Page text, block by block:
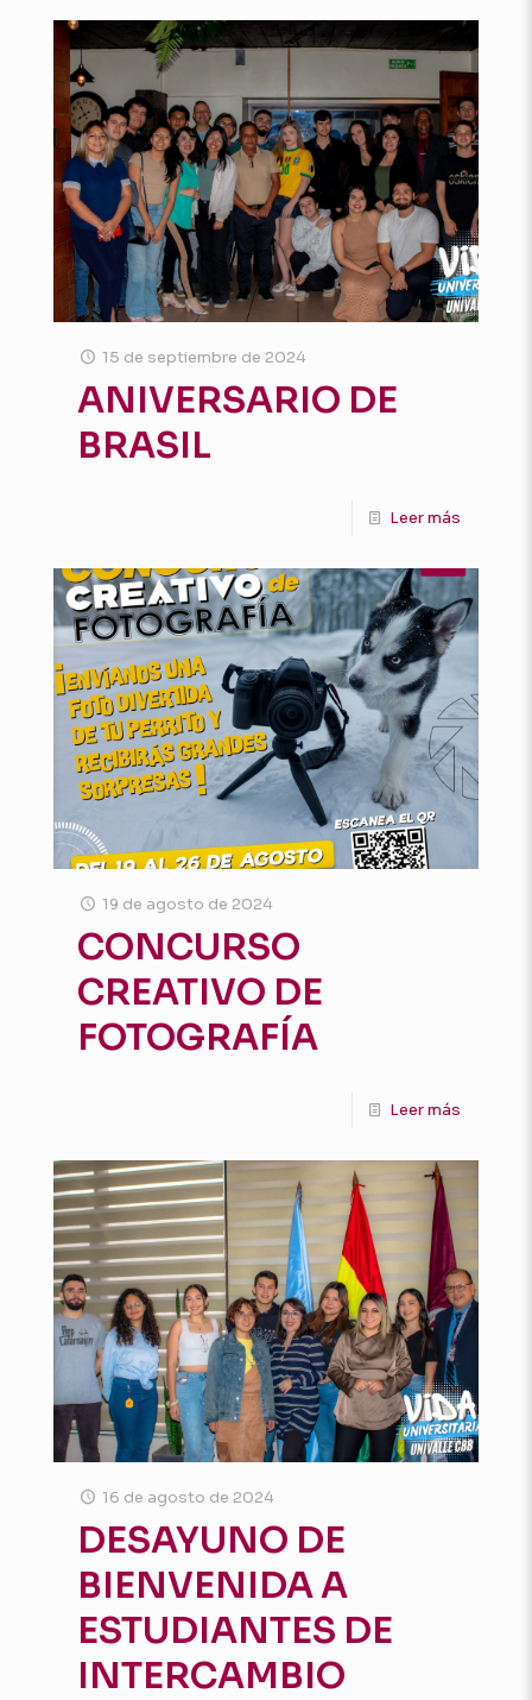
15 de septiembre de 2024
ANIVERSARIO DE
BRASIL
Leer más
19 de agosto de 2024
CONCURSO
CREATIVO DE
FOTOGRAFÍA
Leer más
16 de agosto de 2024
DESAYUNO DE
BIENVENIDA A
ESTUDIANTES DE
INTERCAMBIO